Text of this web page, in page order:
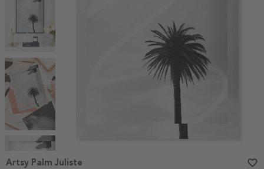
Item
1
Artsy Palm Juliste favorite_border